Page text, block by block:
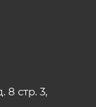
8 стр. 3,